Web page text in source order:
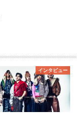
インタビュー